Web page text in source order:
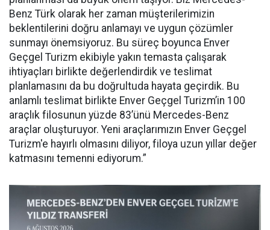
Benz Türk olarak her zaman müşterilerimizin
beklentilerini doğru anlamayı ve uygun çözümler
sunmayı önemsiyoruz. Bu süreç boyunca Enver
Geçgel Turizm ekibiyle yakın temasta çalışarak
ihtiyaçları birlikte değerlendirdik ve teslimat
planlamasını da bu doğrultuda hayata geçirdik. Bu
anlamlı teslimat birlikte Enver Geçgel Turizm’in 100
araçlık filosunun yüzde 83’ünü Mercedes-Benz
araçlar oluşturuyor. Yeni araçlarımızın Enver Geçgel
Turizm'e hayırlı olmasını diliyor, filoya uzun yıllar değer
katmasını temenni ediyorum.”